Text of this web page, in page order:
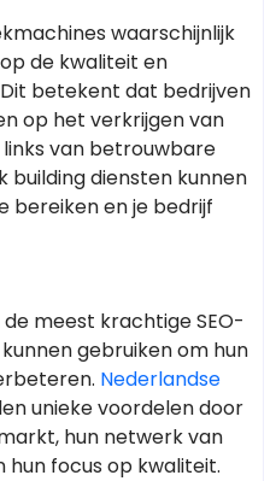
waarschijnlijk
de kwaliteit en
betekent dat bedrijven
op het verkrijgen van
van betrouwbare
building diensten kunnen
bereiken en je bedrijf
meest krachtige SEO-
gebruiken om hun
Nederlandse
unieke voordelen door
hun netwerk van
focus op kwaliteit.